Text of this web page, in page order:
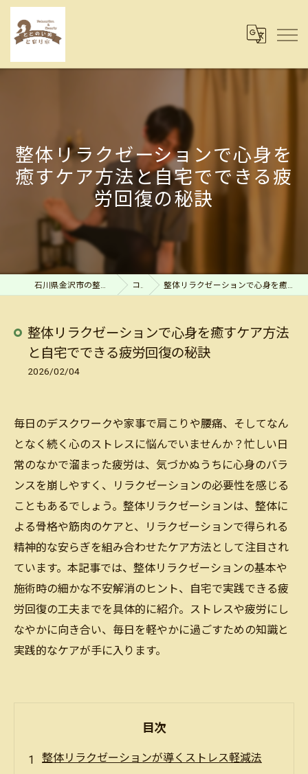
整体リラクゼーションで心身を
癒すケア方法と自宅でできる疲
労回復の秘訣
石川県金沢市の整体ならととのい処とまり木 コラム 整体リラクゼーションで心身を癒すケア方法と自宅でできる疲労回復の秘訣
整体リラクゼーションで心身を癒すケア方法
と自宅でできる疲労回復の秘訣
2026/02/04
毎日のデスクワークや家事で肩こりや腰痛、そしてなん
となく続く心のストレスに悩んでいませんか？忙しい日
常のなかで溜まった疲労は、気づかぬうちに心身のバラ
ンスを崩しやすく、リラクゼーションの必要性を感じる
こともあるでしょう。整体リラクゼーションは、整体に
よる骨格や筋肉のケアと、リラクゼーションで得られる
精神的な安らぎを組み合わせたケア方法として注目され
ています。本記事では、整体リラクゼーションの基本や
施術時の細かな不安解消のヒント、自宅で実践できる疲
労回復の工夫までを具体的に紹介。ストレスや疲労にし
なやかに向き合い、毎日を軽やかに過ごすための知識と
実践的なケアが手に入ります。
目次
整体リラクゼーションが導くストレス軽減法